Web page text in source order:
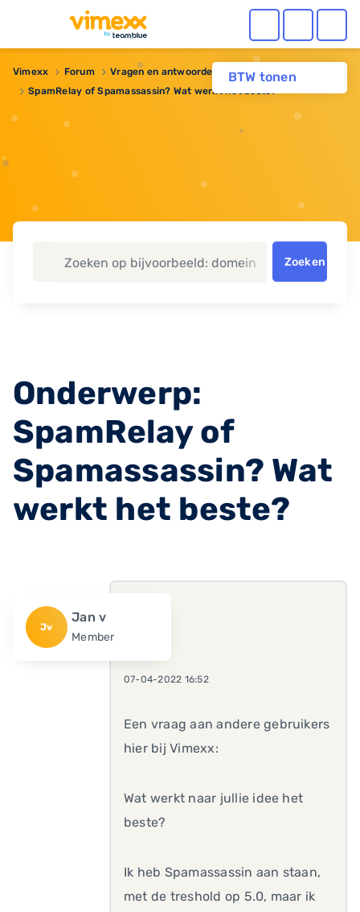
BTW tonen
Vimexx Forum
Vragen en antwoorden
SpamRelay of Spamassassin? Wat werkt het beste?
Zoeken
Onderwerp:
SpamRelay of
Spamassassin? Wat
werkt het beste?
Jv
Jan v
Member
07-04-2022 16:52
Een vraag aan andere gebruikers
hier bij Vimexx:
Wat werkt naar jullie idee het
beste?
Ik heb Spamassassin aan staan,
met de treshold op 5.0, maar ik